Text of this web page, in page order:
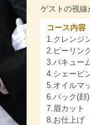
ゲストの視線
コース内容
1.クレンジ
2.ピーリン
3.バキュー
4.シェービ
5.オイルマ
6.パック(顔)
7.眉カット
8.お仕上げ